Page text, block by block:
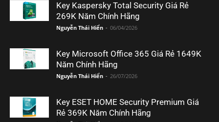
Key Kaspersky Total Security Giá Rẻ
269K Năm Chính Hãng
Nguyễn Thái Hiển - 06/04/2026
Key Microsoft Office 365 Giá Rẻ 1649K
Năm Chính Hãng
Nguyễn Thái Hiển - 26/07/2026
Key ESET HOME Security Premium Giá
Rẻ 369K Năm Chính Hãng